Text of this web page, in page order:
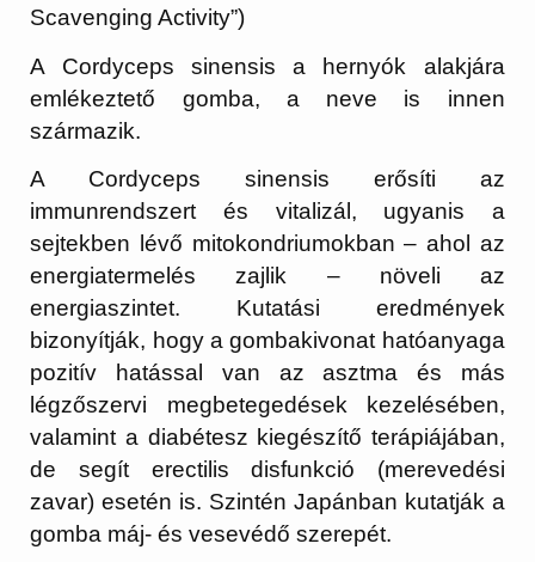
Scavenging Activity”)
A Cordyceps sinensis a hernyók alakjára
emlékeztető gomba, a neve is innen
származik.
A Cordyceps sinensis erősíti az
immunrendszert és vitalizál, ugyanis a
sejtekben lévő mitokondriumokban – ahol az
energiatermelés zajlik – növeli az
energiaszintet. Kutatási eredmények
bizonyítják, hogy a gombakivonat hatóanyaga
pozitív hatással van az asztma és más
légzőszervi megbetegedések kezelésében,
valamint a diabétesz kiegészítő terápiájában,
de segít erectilis disfunkció (merevedési
zavar) esetén is. Szintén Japánban kutatják a
gomba máj- és vesevédő szerepét.